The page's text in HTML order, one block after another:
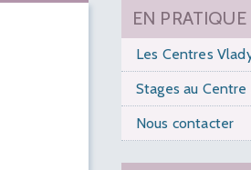
EN PRATIQUE
Les Centres
Stages au Centre
Nous contacter